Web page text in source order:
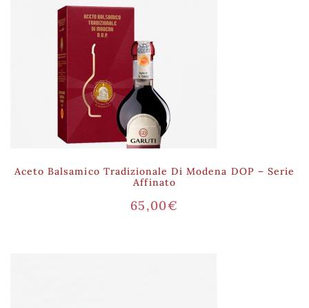
Aceto Balsamico Tradizionale Di Modena DOP – Serie
Affinato
65,00€